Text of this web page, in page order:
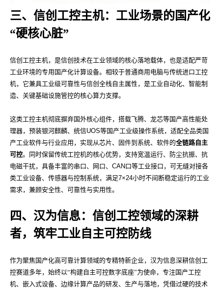
三、信创工控主机：工业场景的国产化
“硬核心脏”
信创工控主机，是信创技术在工业领域的核心落地载体，也是适配严苛
工业环境的专用国产化计算设备。相较于普通商用电脑与传统进口工控
机，它兼具工业级可靠性与信创全栈自主属性，是工业自动化、智能制
造、关键基础设施管控的核心算力支撑。
这类工控主机彻底摒弃国外核心组件，搭载飞腾、龙芯等国产高性能处
理器，预装银河麒麟、统信UOS等国产工业级操作系统，适配全品类国
产工业软件与行业应用，实现从芯片、固件到系统、软件的全链路自主
可控。同时保留传统工控机的核心优势，支持宽温运行、防尘抗振、抗
电磁干扰，具备丰富的串口、网口、 CAN口等工业接口，可无缝对接各
类工业设备、传感器与控制系统，满足7×24小时不间断稳定运行的工业
需求，兼顾安全性、可靠性与实用性。
四、汉为信息：信创工控领域的深耕
者，筑牢工业自主可控防线
作为聚焦国产化高可靠计算领域的专精特新企业，汉为信息深耕信创工
控赛道多年，始终以“构建自主可控数字底座”为使命，专注国产工控
机、嵌入式设备、边缘计算产品的研发、生产与落地，凭借过硬的技术